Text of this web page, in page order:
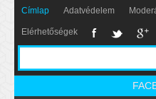
Címlap Adatvédelem
Elérhetőségek